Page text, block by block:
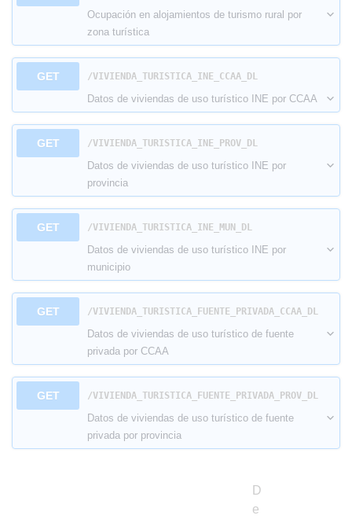
Ocupación en alojamientos de turismo rural por
zona turística
GET ​/VIVIENDA_TURISTICA_INE_CCAA_DL
Datos de viviendas de uso turístico INE por CCAA
GET ​/VIVIENDA_TURISTICA_INE_PROV_DL
Datos de viviendas de uso turístico INE por
provincia
GET ​/VIVIENDA_TURISTICA_INE_MUN_DL
Datos de viviendas de uso turístico INE por
municipio
GET ​/VIVIENDA_TURISTICA_FUENTE_PRIVADA_CCAA_DL
Datos de viviendas de uso turístico de fuente
privada por CCAA
GET ​/VIVIENDA_TURISTICA_FUENTE_PRIVADA_PROV_DL
Datos de viviendas de uso turístico de fuente
privada por provincia
D
e